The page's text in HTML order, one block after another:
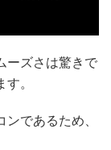
ーズさは驚きで
。
であるため、